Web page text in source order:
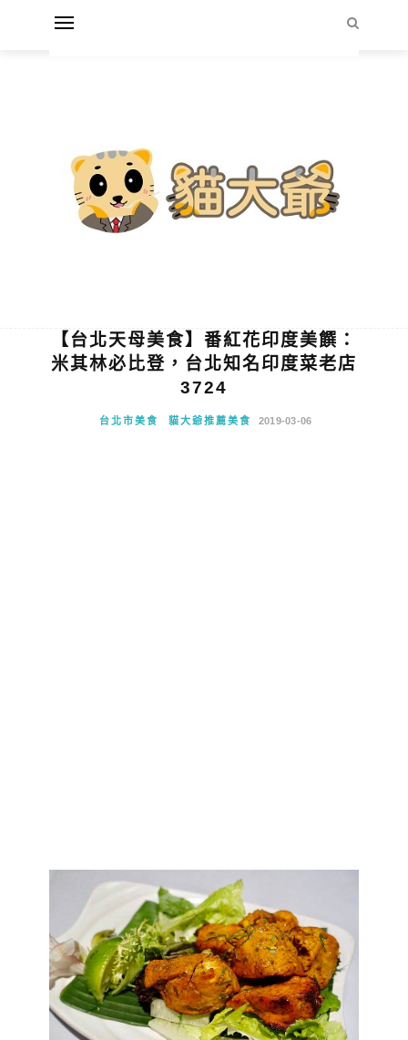
【台北天母美食】番紅花印度美饌：
米其林必比登，台北知名印度菜老店
3724
台北市美食 貓大爺推薦美食 2019-03-06